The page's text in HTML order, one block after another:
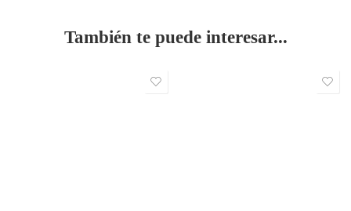
También te puede interesar...